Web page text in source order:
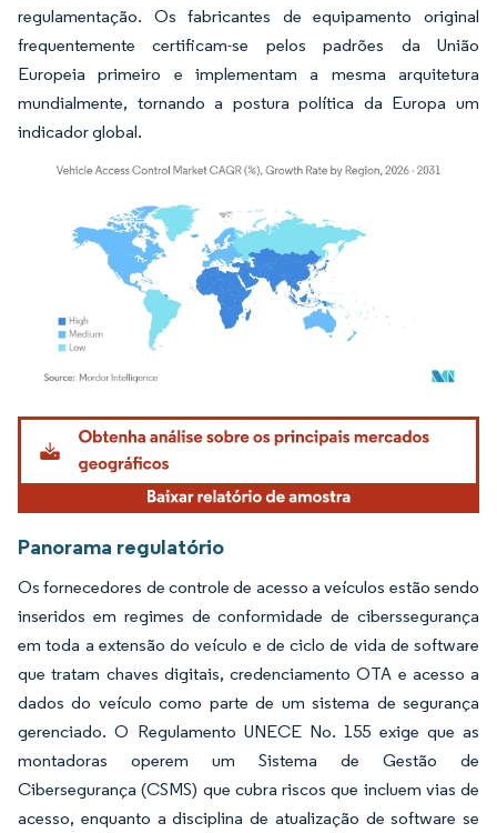
regulamentação. Os fabricantes de equipamento original
frequentemente certificam-se pelos padrões da União
Europeia primeiro e implementam a mesma arquitetura
mundialmente, tornando a postura política da Europa um
indicador global.
Imagem © Mordor Intelligence. O reuso requer atribuição conforme CC BY 4.0.
Panorama regulatório
Os fornecedores de controle de acesso a veículos estão sendo
inseridos em regimes de conformidade de ciberssegurança
em toda a extensão do veículo e de ciclo de vida de software
que tratam chaves digitais, credenciamento OTA e acesso a
dados do veículo como parte de um sistema de segurança
gerenciado. O Regulamento UNECE No. 155 exige que as
montadoras operem um Sistema de Gestão de
Cibersegurança (CSMS) que cubra riscos que incluem vias de
acesso, enquanto a disciplina de atualização de software se